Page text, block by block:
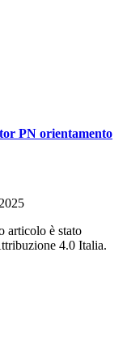
PN orientamento
articolo è stato
4.0 Italia.